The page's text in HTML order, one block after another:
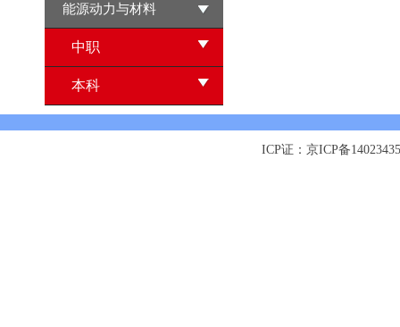
能源动力与材料
中职
本科
ICP证：京ICP备